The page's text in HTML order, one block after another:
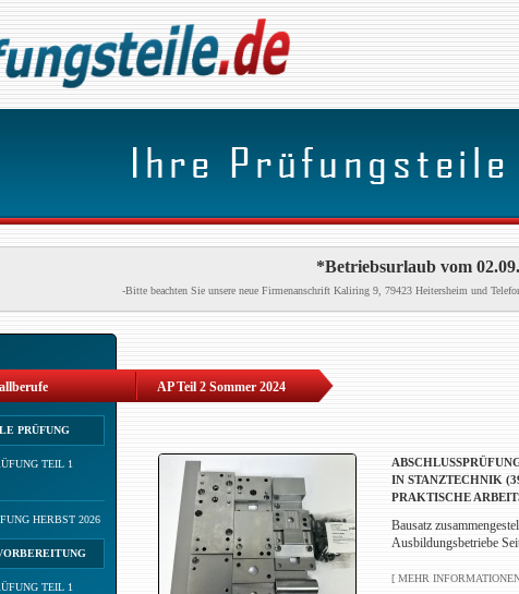
*Betriebsurlaub vom
-Bitte beachten Sie unsere neue Firmenanschrift Kaliring 9, 79423 Heitersheim und
PRÜFUNG
TEIL 1
HERBST 2026
TEIL 1
AP Teil 2 Sommer 2024
IN STANZTECHNIK
PRAKTISCHE
Bausatz
Ausbildungsbetriebe
[ MEHR